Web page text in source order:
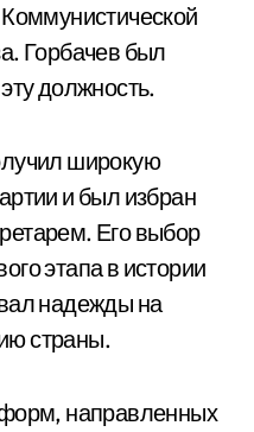
Коммунистической
Горбачев был
должность.
широкую
и был избран
Его выбор
этапа в истории
надежды на
страны.
направленных